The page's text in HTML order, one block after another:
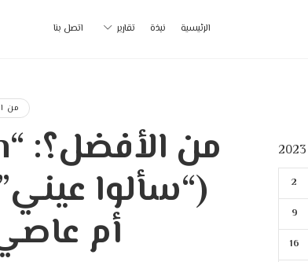
الرئيسية نبذة تقارير اتصل بنا
من
أم
2
9
16